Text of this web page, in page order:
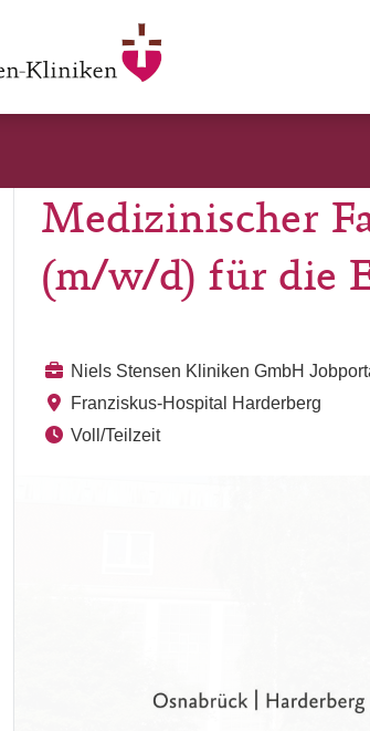
Medizinischer
(m/w/d) für die
Niels Stensen Kliniken GmbH
Franziskus-Hospital Harderberg
Voll/Teilzeit